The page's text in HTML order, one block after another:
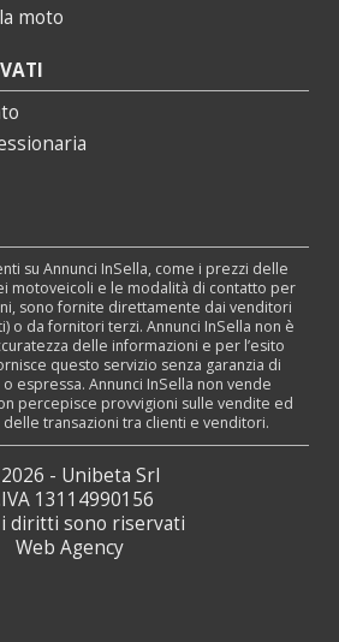
moto
su Annunci InSella, come i prezzi delle
motoveicoli e le modalità di contatto per
sono fornite direttamente dai venditori
o da fornitori terzi. Annunci InSella non è
delle informazioni e per l’esito
questo servizio senza garanzia di
espressa. Annunci InSella non vende
percepisce provvigioni sulle vendite ed
delle transazioni tra clienti e venditori.
- Unibeta Srl
13114990156
diritti sono riservati
Web Agency